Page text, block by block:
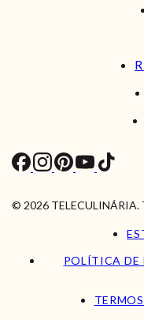
© 2026 TELECULINÁRIA.
POLÍTICA DE